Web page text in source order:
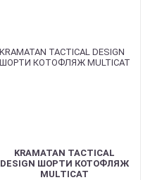
KRAMATAN TACTICAL
DESIGN ШОРТИ КОТОФЛЯЖ
MULTICAT